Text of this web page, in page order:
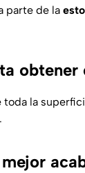
parte de la
toda la